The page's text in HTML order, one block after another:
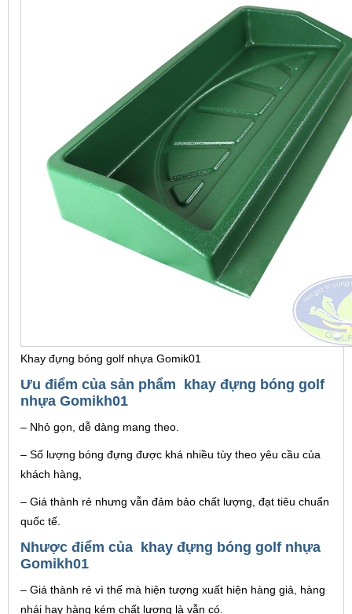
Khay đựng bóng golf nhựa Gomik01
Ưu điểm của sản phẩm khay đựng bóng golf
nhựa Gomikh01
– Nhỏ gọn, dễ dàng mang theo.
– Số lượng bóng đựng được khá nhiều tùy theo yêu cầu của
khách hàng,
– Giá thành rẻ nhưng vẫn đảm bảo chất lượng, đạt tiêu chuẩn
quốc tế.
Nhược điểm của khay đựng bóng golf nhựa
Gomikh01
– Giá thành rẻ vì thế mà hiện tượng xuất hiện hàng giả, hàng
nhái hay hàng kém chất lượng là vẫn có.